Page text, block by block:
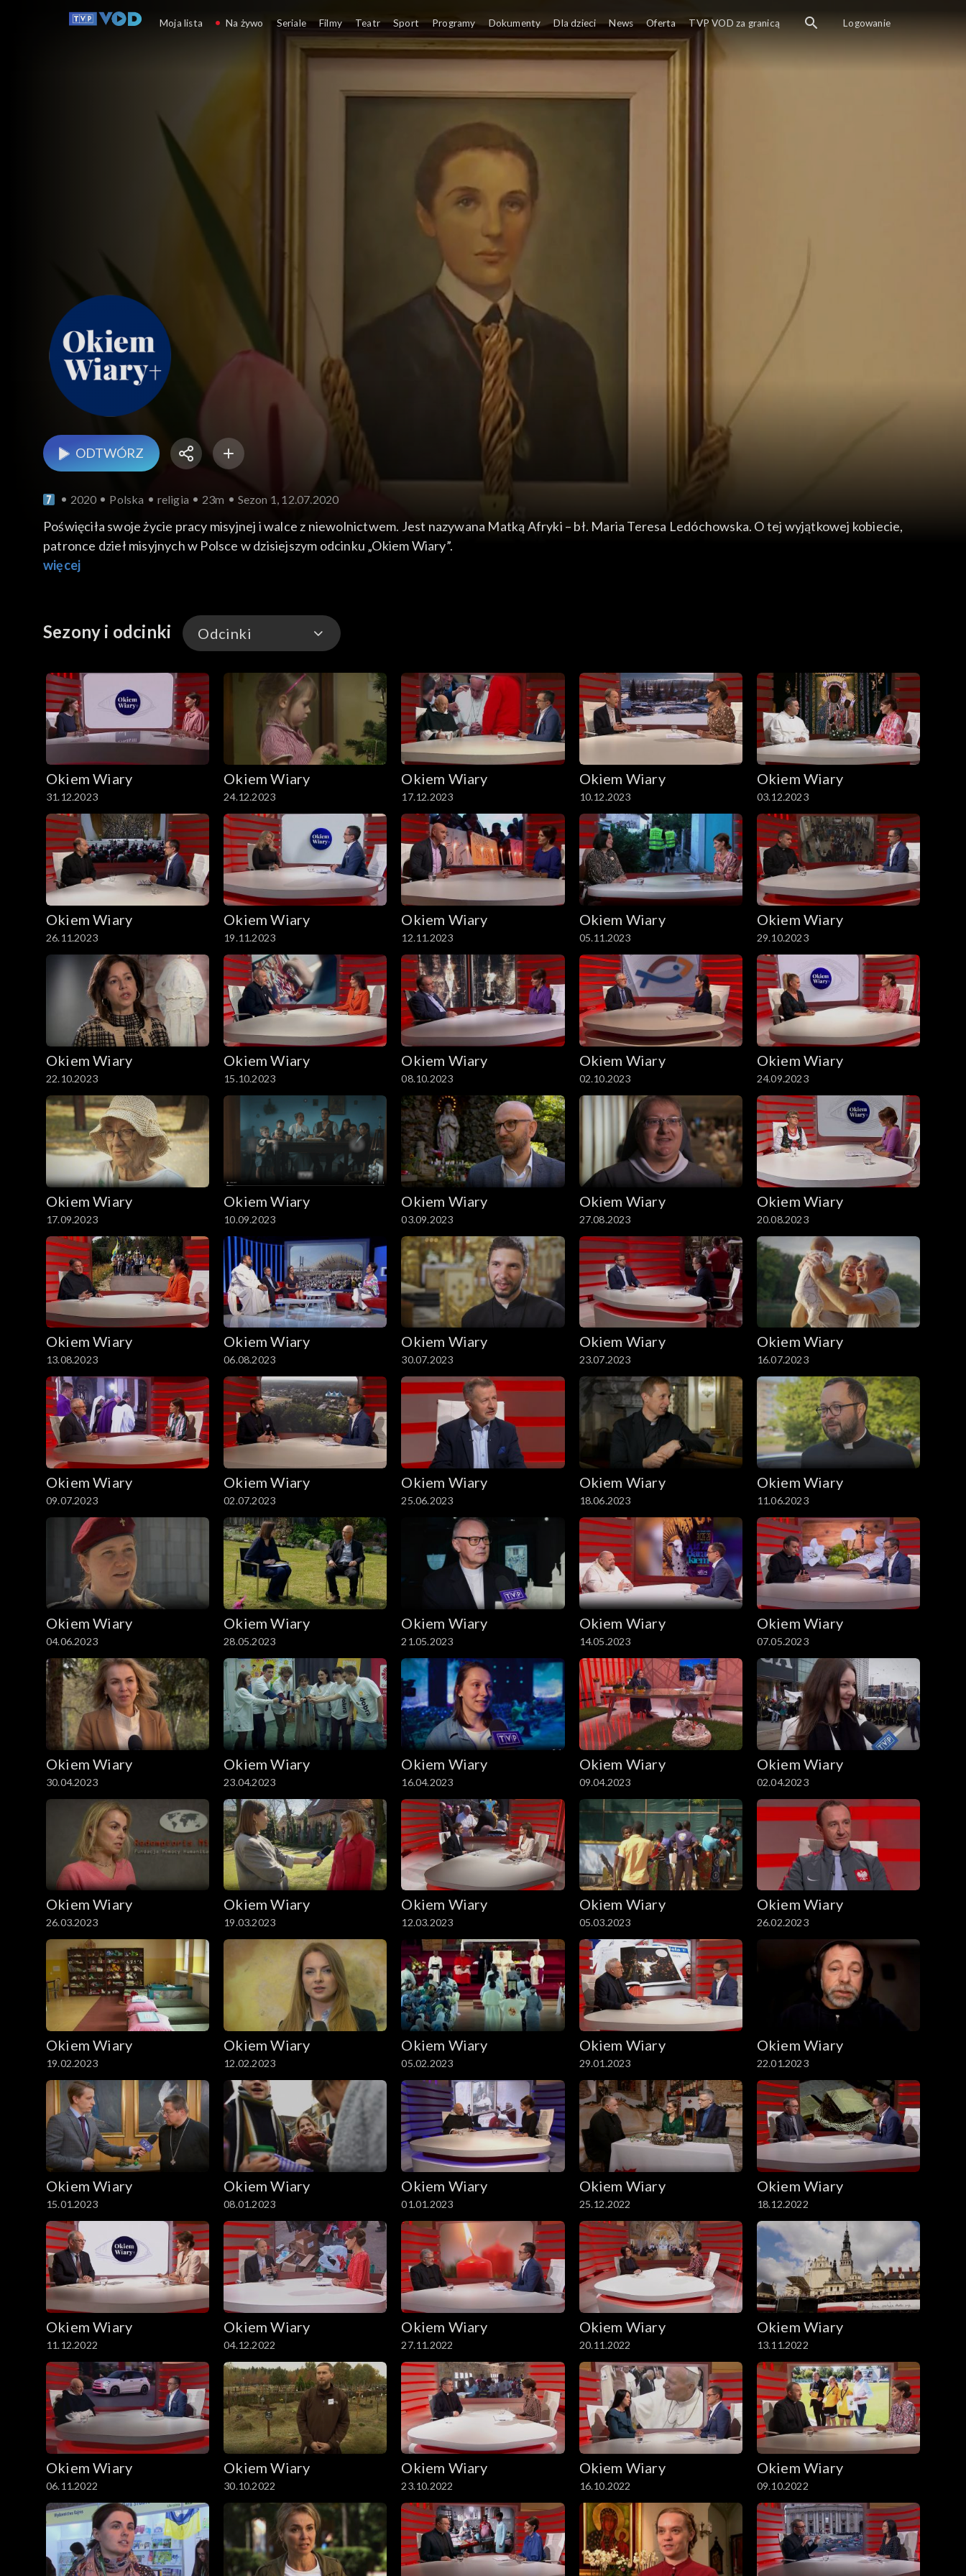
ODTWÓRZ
2020 Polska religia 23m Sezon 1, 12.07.2020
Poświęciła swoje życie pracy misyjnej i walce z niewolnictwem. Jest nazywana Matką Afryki – bł. Maria Teresa Ledóchowska. O tej wyjątkowej kobiecie,
patronce dzieł misyjnych w Polsce w dzisiejszym odcinku „Okiem Wiary”.
więcej
Sezony i odcinki Odcinki
Odcinki
Okiem Wiary
31.12.2023
Okiem Wiary
24.12.2023
Okiem Wiary
17.12.2023
Okiem Wiary
10.12.2023
Okiem Wiary
03.12.2023
Okiem Wiary
26.11.2023
Okiem Wiary
19.11.2023
Okiem Wiary
12.11.2023
Okiem Wiary
05.11.2023
Okiem Wiary
29.10.2023
Okiem Wiary
22.10.2023
Okiem Wiary
15.10.2023
Okiem Wiary
08.10.2023
Okiem Wiary
02.10.2023
Okiem Wiary
24.09.2023
Okiem Wiary
17.09.2023
Okiem Wiary
10.09.2023
Okiem Wiary
03.09.2023
Okiem Wiary
27.08.2023
Okiem Wiary
20.08.2023
Okiem Wiary
13.08.2023
Okiem Wiary
06.08.2023
Okiem Wiary
30.07.2023
Okiem Wiary
23.07.2023
Okiem Wiary
16.07.2023
Okiem Wiary
09.07.2023
Okiem Wiary
02.07.2023
Okiem Wiary
25.06.2023
Okiem Wiary
18.06.2023
Okiem Wiary
11.06.2023
Okiem Wiary
04.06.2023
Okiem Wiary
28.05.2023
Okiem Wiary
21.05.2023
Okiem Wiary
14.05.2023
Okiem Wiary
07.05.2023
Okiem Wiary
30.04.2023
Okiem Wiary
23.04.2023
Okiem Wiary
16.04.2023
Okiem Wiary
09.04.2023
Okiem Wiary
02.04.2023
Okiem Wiary
26.03.2023
Okiem Wiary
19.03.2023
Okiem Wiary
12.03.2023
Okiem Wiary
05.03.2023
Okiem Wiary
26.02.2023
Okiem Wiary
19.02.2023
Okiem Wiary
12.02.2023
Okiem Wiary
05.02.2023
Okiem Wiary
29.01.2023
Okiem Wiary
22.01.2023
Okiem Wiary
15.01.2023
Okiem Wiary
08.01.2023
Okiem Wiary
01.01.2023
Okiem Wiary
25.12.2022
Okiem Wiary
18.12.2022
Okiem Wiary
11.12.2022
Okiem Wiary
04.12.2022
Okiem Wiary
27.11.2022
Okiem Wiary
20.11.2022
Okiem Wiary
13.11.2022
Okiem Wiary
06.11.2022
Okiem Wiary
30.10.2022
Okiem Wiary
23.10.2022
Okiem Wiary
16.10.2022
Okiem Wiary
09.10.2022
Moja lista Na żywo Seriale Filmy Teatr Sport Programy Dokumenty Dla dzieci News Oferta TVP VOD za granicą Logowanie